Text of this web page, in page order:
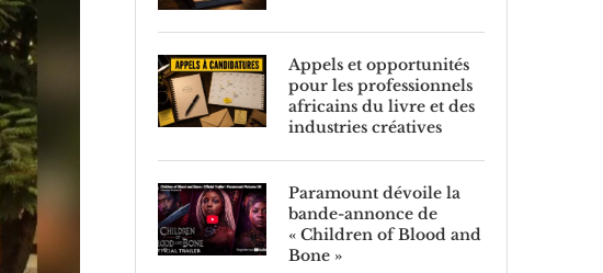
Appels et opportunités
pour les professionnels
africains du livre et des
industries créatives
Paramount dévoile la
bande-annonce de
« Children of Blood and
Bone »